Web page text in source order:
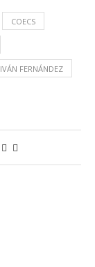
COECS
IVÁN FERNÁNDEZ